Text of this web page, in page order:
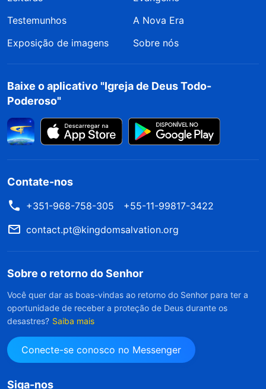
Testemunhos
A Nova Era
Exposição de imagens
Sobre nós
Baixe o aplicativo "Igreja de Deus Todo-
Poderoso"
Contate-nos
+351-968-758-305
+55-11-99817-3422
contact.pt@kingdomsalvation.org
Sobre o retorno do Senhor
Você quer dar as boas-vindas ao retorno do Senhor para ter a
oportunidade de receber a proteção de Deus durante os
desastres? Saiba mais
Conecte-se conosco no Messenger
Siga-nos